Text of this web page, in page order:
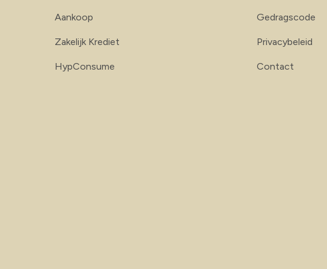
Aankoop
Zakelijk Krediet
HypConsume
Gedragscode
Privacybeleid
Contact